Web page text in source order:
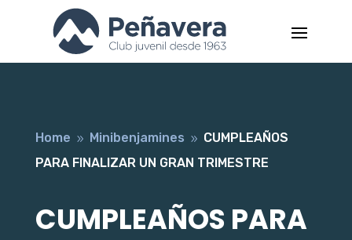
Home 9 Minibenjamines 9 CUMPLEAÑOS
PARA FINALIZAR UN GRAN TRIMESTRE
CUMPLEAÑOS PARA